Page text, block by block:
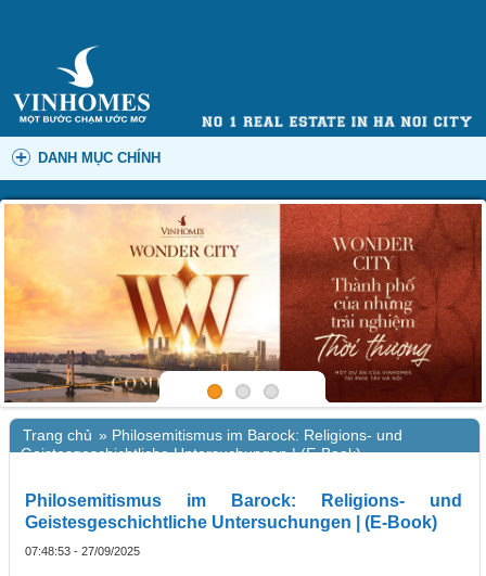
DANH MỤC CHÍNH
Trang chủ » Philosemitismus im Barock: Religions- und
Geistesgeschichtliche Untersuchungen | (E-Book)
Philosemitismus im Barock: Religions- und
Geistesgeschichtliche Untersuchungen | (E-Book)
07:48:53 - 27/09/2025